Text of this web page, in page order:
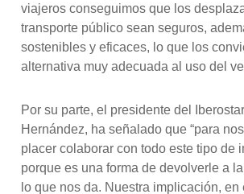
viajeros conseguimos que los
transporte público sean seguros,
sostenibles y eficaces, lo que los
alternativa muy adecuada al uso del
Por su parte, el presidente del
Hernández, ha señalado que “para
placer colaborar con todo este tipo de
porque es una forma de devolverle a
lo que nos da. Nuestra implicación, en